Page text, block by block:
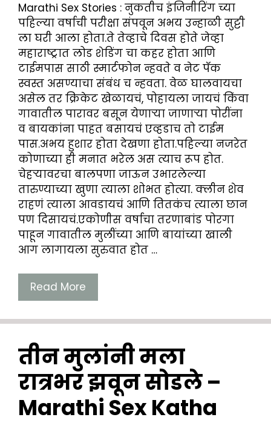
Marathi Sex Stories : नुकतीच इंजिनीरिंग च्या
पहिल्या वर्षाची परीक्षा संपवून अभय उन्हाळी सुट्टी
ला घरी आला होता.ते तेव्हाचे दिवस होते जेव्हा
महाराष्ट्रात लोड शेडिंग चा कहर होता आणि
टाईमपास साठी स्मार्टफोन न्हवते व नेट पॅक
स्वस्त असण्याचा संबंध च न्हवता. वेळ घालवायचा
असेल तर क्रिकेट खेळायचं, पोहायला जायचं किंवा
गावातील पारावर बसून येणाऱ्या जाणाऱ्या पोरींना
व बायकांना पाहत बसायचं एव्हडाच तो टाईम
पास.अभय हुशार होता देखणा होता.पहिल्या नजरेत
कोणाच्या ही मनात भरेल अस त्याच रूप होत.
चेहऱ्यावरचा बालपणा जाऊन उभारलेल्या
तारुण्याच्या खुणा त्याला शोभत होत्या. क्लीन शेव
राहणं त्याला आवडायचं आणि तितकंच त्याला छान
पण दिसायचं.एकोणीस वर्षाचा तरणाबांड पोरगा
पाहून गावातील मुलींच्या आणि बायांच्या खाली
आग लागायला सुरुवात होत …
Read More
तीन मुलांनी मला
रात्रभर झवून सोडले –
Marathi Sex Katha